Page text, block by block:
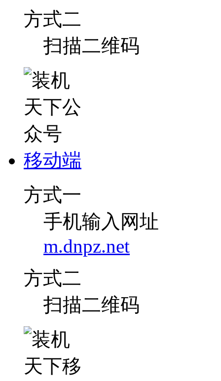
方式二
扫描二维码
移动端
方式一
手机输入网址
m.dnpz.net
方式二
扫描二维码